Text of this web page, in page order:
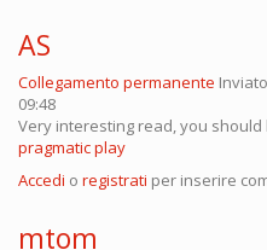
AS
Collegamento permanente
09:48
Very interesting read, you
pragmatic play
Accedi o registrati per inserire
mtom